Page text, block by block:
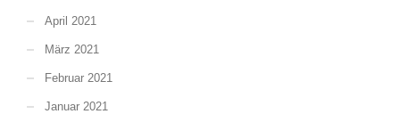
April 2021
März 2021
Februar 2021
Januar 2021